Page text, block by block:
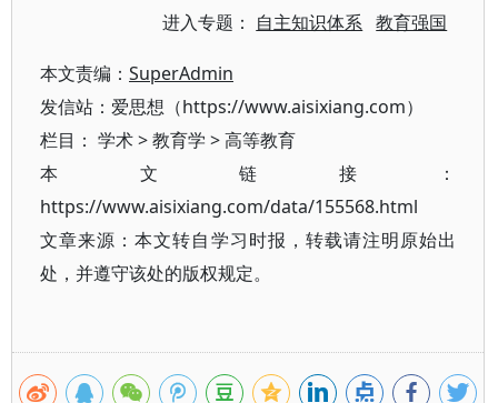
进入专题： 自主知识体系 教育强国
本文责编： SuperAdmin
发信站：爱思想（https://www.aisixiang.com）
栏目： 学术>教育学 >高等教育
本文链接：
https://www.aisixiang.com/data/155568.html
文章来源：本文转自学习时报，转载请注明原始出
处，并遵守该处的版权规定。